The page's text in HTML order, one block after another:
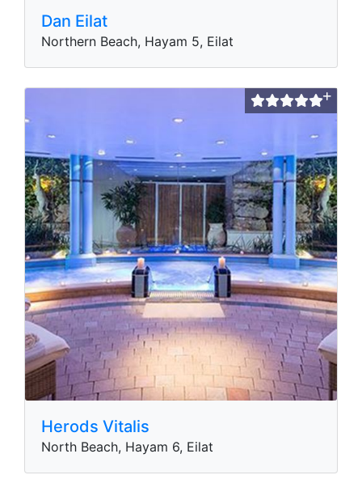
Dan Eilat
Northern Beach, Hayam 5, Eilat
Herods Vitalis
North Beach, Hayam 6, Eilat